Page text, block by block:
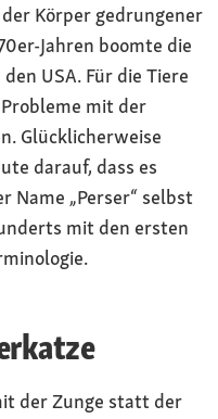
Körper gedrungener
Jahren boomte die
USA. Für die Tiere
mit der
Glücklicherweise
darauf, dass es
Name „Perser“ selbst
mit den ersten
der Zunge statt der